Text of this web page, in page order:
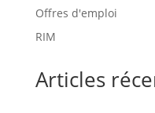
Offres d'emploi
RIM
Articles